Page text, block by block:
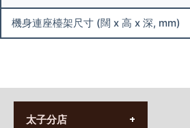
機身連座檯架尺寸 (闊 x 高 x 深, mm)
太子分店